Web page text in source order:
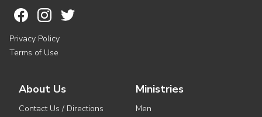
Privacy Policy
Terms of Use
About Us
Contact Us / Directions
Ministries
Men